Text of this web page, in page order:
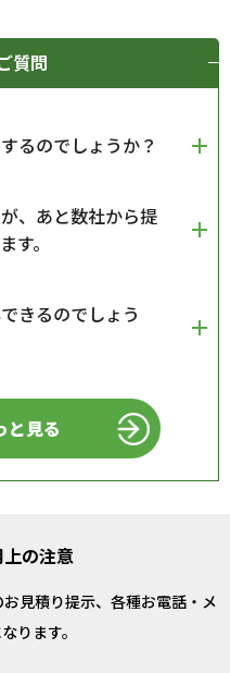
質問
るのでしょうか？
、あと数社から提
す。
きるのでしょう
と見る
の注意
見積り提示、各種お電話・メ
ります。